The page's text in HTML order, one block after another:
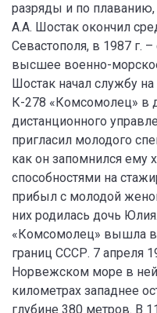
разряды и по плаванию,
А.А. Шостак окончил
Севастополя, в 1987 г.
высшее военно-
Шостак начал службу
К-278 «Комсомолец» в
дистанционного
пригласил молодого
как он запомнился ему
способностями на
прибыл с молодой
них родилась дочь
«Комсомолец» вышла в
границ СССР. 7 апреля
Норвежском море в
километрах западнее
глубине 380 метров. В